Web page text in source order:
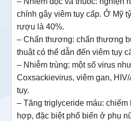
chính gây viêm tụy cấp. Ở Mỹ
rượu là 40%.
– Chấn thương: chấn thương
thuật có thể dẫn đến viêm tụy
– Nhiễm trùng: một số virus
Coxsackievirus, viêm gan,
tụy.
– Tăng triglyceride máu:
hợp, đặc biệt phổ biến ở phụ